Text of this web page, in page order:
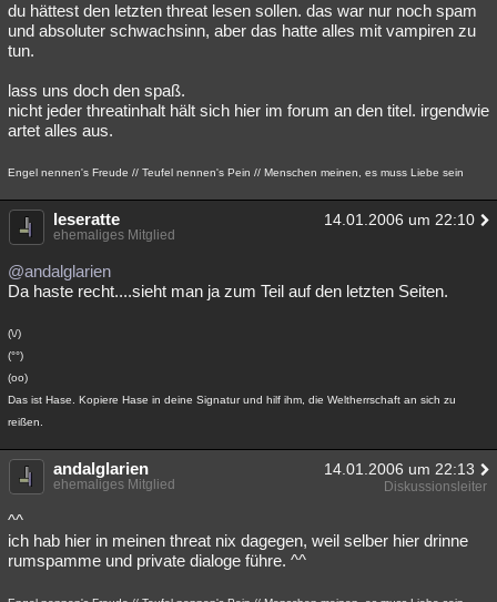
du hättest den letzten threat lesen sollen. das war nur noch spam
und absoluter schwachsinn, aber das hatte alles mit vampiren zu
tun.
lass uns doch den spaß.
nicht jeder threatinhalt hält sich hier im forum an den titel. irgendwie
artet alles aus.
Engel nennen's Freude // Teufel nennen's Pein // Menschen meinen, es muss Liebe sein
leseratte 14.01.2006 um 22:10
ehemaliges Mitglied
@andalglarien
Da haste recht....sieht man ja zum Teil auf den letzten Seiten.
(\/)
(°°)
(oo)
Das ist Hase. Kopiere Hase in deine Signatur und hilf ihm, die Weltherrschaft an sich zu
reißen.
andalglarien 14.01.2006 um 22:13
ehemaliges Mitglied Diskussionsleiter
^^
ich hab hier in meinen threat nix dagegen, weil selber hier drinne
rumspamme und private dialoge führe. ^^